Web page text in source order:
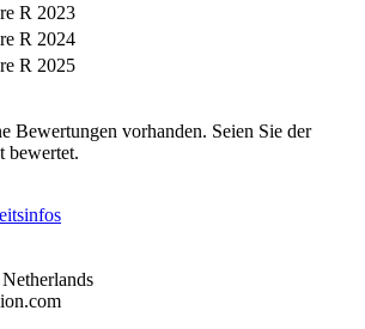
R 2023
R 2024
R 2025
Bewertungen vorhanden. Seien Sie der
bewertet.